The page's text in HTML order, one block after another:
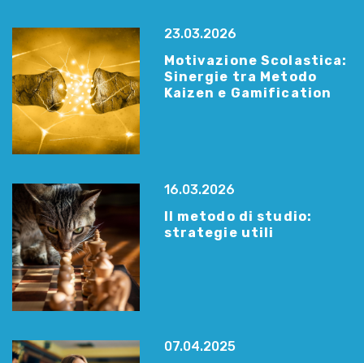
23.03.2026
Motivazione Scolastica:
Sinergie tra Metodo
Kaizen e Gamification
16.03.2026
Il metodo di studio:
strategie utili
07.04.2025